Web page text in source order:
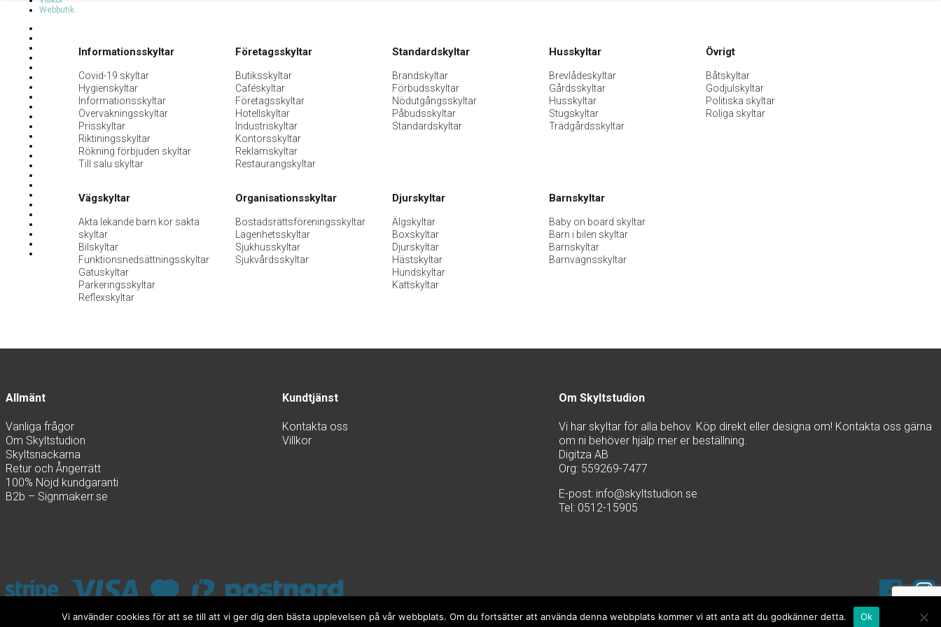
Webbutik
Informationsskyltar
Covid-19 skyltar
Hygienskyltar
Informationsskyltar
Övervakningsskyltar
Prisskyltar
Riktiningsskyltar
Rökning förbjuden skyltar
Till salu skyltar
Företagsskyltar
Butiksskyltar
Caféskyltar
Företagsskyltar
Hotellskyltar
Industriskyltar
Kontorsskyltar
Reklamskyltar
Restaurangskyltar
Standardskyltar
Brandskyltar
Förbudsskyltar
Nödutgångsskyltar
Påbudsskyltar
Standardskyltar
Husskyltar
Brevlådeskyltar
Gårdsskyltar
Husskyltar
Stugskyltar
Trädgårdsskyltar
Övrigt
Båtskyltar
Godjulskyltar
Politiska skyltar
Roliga skyltar
Vägskyltar
Akta lekande barn kör sakta
skyltar
Bilskyltar
Funktionsnedsättningsskyltar
Gatuskyltar
Parkeringsskyltar
Reflexskyltar
Organisationsskyltar
Bostadsrättsföreningsskyltar
Lägenhetsskyltar
Sjukhusskyltar
Sjukvårdsskyltar
Djurskyltar
Älgskyltar
Boxskyltar
Djurskyltar
Hästskyltar
Hundskyltar
Kattskyltar
Barnskyltar
Baby on board skyltar
Barn i bilen skyltar
Barnskyltar
Barnvagnsskyltar
Allmänt
Vanliga frågor
Om Skyltstudion
Skyltsnackarna
Retur och Ångerrätt
100% Nöjd kundgaranti
B2b – Signmakerr.se
Kundtjänst
Kontakta oss
Villkor
Om Skyltstudion
Vi har skyltar för alla behov. Köp direkt eller designa om! Kontakta oss gärna
om ni behöver hjälp mer er beställning.
Digitza AB
Org: 559269-7477
E-post: info@skyltstudion.se
Tel: 0512-15905
Vi använder cookies för att se till att vi ger dig den bästa upplevelsen på vår webbplats. Om du fortsätter att använda denna webbplats kommer vi att anta att du godkänner detta. Ok